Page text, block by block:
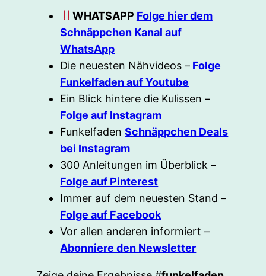
WHATSAPP Folge hier dem
Schnäppchen Kanal auf
WhatsApp
Die neuesten Nähvideos – Folge
Funkelfaden auf Youtube
Ein Blick hintere die Kulissen –
Folge auf Instagram
FunkelfadenSchnäppchen Deals
bei Instagram
300 Anleitungen im Überblick –
Folge auf Pinterest
Immer auf dem neuesten Stand –
Folge auf Facebook
Vor allen anderen informiert –
Abonniere den Newsletter